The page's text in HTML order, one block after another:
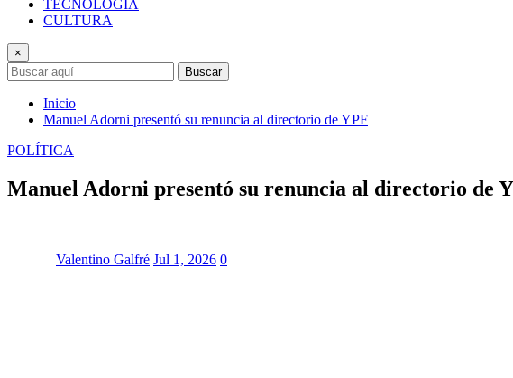
TECNOLOGÍA
CULTURA
×
Buscar
Inicio
Manuel Adorni presentó su renuncia al directorio de YPF
POLÍTICA
Manuel Adorni presentó su renuncia al directorio de
Valentino Galfré Jul 1, 2026 0